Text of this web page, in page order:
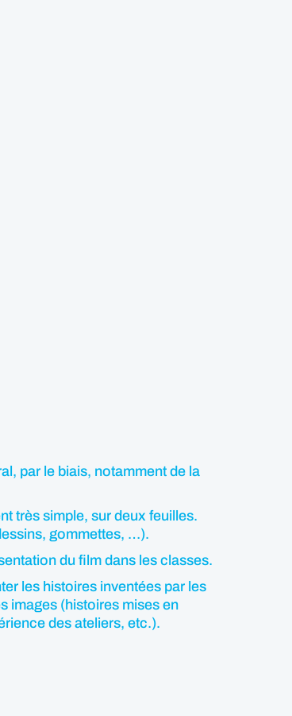
par le biais, notamment de la
très simple, sur deux feuilles.
gommettes, …).
du film dans les classes.
les histoires inventées par les
images (histoires mises en
des ateliers, etc.).